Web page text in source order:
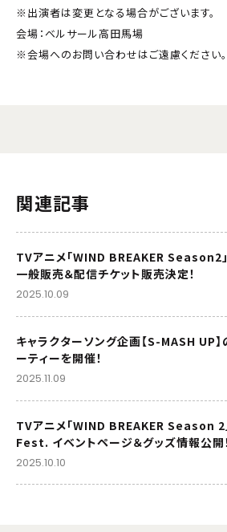
※出演者は変更となる場合がございます。
会場：ベルサール高田馬場
※会場へのお問い合わせはご遠慮ください。
関連記事
TVアニメ「WIND BREAKER Season2
一般販売＆配信チケット販売決定！
2025.10.09
キャラクターソング企画【S-MASH UP
ーティーを開催！
2025.11.09
TVアニメ「WIND BREAKER Season
Fest. イベントページ＆グッズ情報公開
2025.10.10